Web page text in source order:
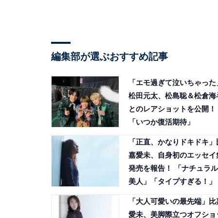
編集部が選ぶおすすめ記事
「エモ過ぎて泣いちゃった
松田元太、松島聡＆松倉海
とのレアショットを公開！
「いつか復活期待」
「正直、かなりドキドキ」
嘉愛未、自身初のエッセイ
発売を報告！ 「ナチュラル
美人」「タイプすぎる！」
「大人可愛いの最先端」比
愛未、美脚際立つオフショ